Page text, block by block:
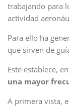
trabajando para
actividad
Para ello ha
que sirven de
Este establece,
una mayor
A primera vista,